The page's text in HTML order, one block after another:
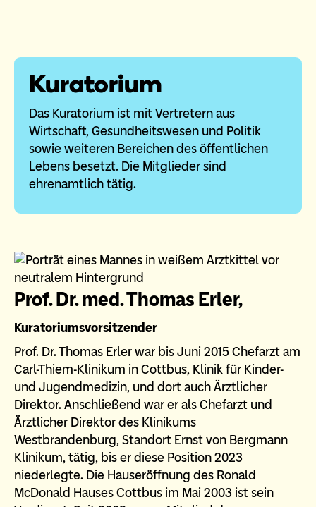
Kuratorium
Das Kuratorium ist mit Vertretern aus
Wirtschaft, Gesundheitswesen und Politik
sowie weiteren Bereichen des öffentlichen
Lebens besetzt. Die Mitglieder sind
ehrenamtlich tätig.
Prof. Dr. med. Thomas Erler,
Kuratoriumsvorsitzender
Prof. Dr. Thomas Erler war bis Juni 2015 Chefarzt am
Carl-Thiem-Klinikum in Cottbus, Klinik für Kinder-
und Jugendmedizin, und dort auch Ärztlicher
Direktor. Anschließend war er als Chefarzt und
Ärztlicher Direktor des Klinikums
Westbrandenburg, Standort Ernst von Bergmann
Klinikum, tätig, bis er diese Position 2023
niederlegte. Die Hauseröffnung des Ronald
McDonald Hauses Cottbus im Mai 2003 ist sein